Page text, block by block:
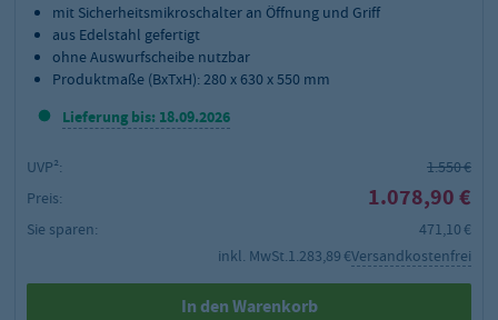
mit Sicherheitsmikroschalter an Öffnung und Griff
aus Edelstahl gefertigt
ohne Auswurfscheibe nutzbar
Produktmaße (BxTxH): 280 x 630 x 550 mm
Lieferung bis: 18.09.2026
UVP²:
1.550 €
Preis:
1.078,90 €
Sie sparen:
471,10 €
inkl. MwSt.1.283,89 €Versandkostenfrei
In den Warenkorb